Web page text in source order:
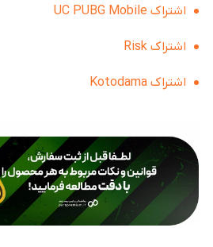
اشتراک UC PUBG Mobile
اشتراک Risk
اشتراک Kotodama